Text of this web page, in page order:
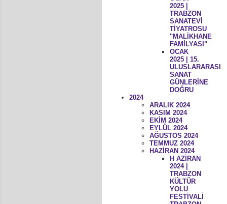
2025 |
TRABZON
SANATEVİ
TİYATROSU
"MALİKHANE
FAMİLYASI"
OCAK
2025 | 15.
ULUSLARARASI
SANAT
GÜNLERİNE
DOĞRU
2024
ARALIK 2024
KASIM 2024
EKİM 2024
EYLÜL 2024
AĞUSTOS 2024
TEMMUZ 2024
HAZİRAN 2024
H AZİRAN
2024 |
TRABZON
KÜLTÜR
YOLU
FESTİVALİ